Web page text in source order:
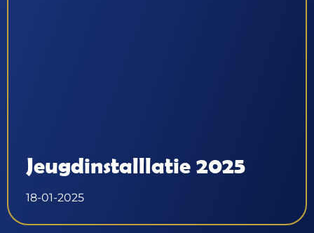
Jeugdinstalllatie 2025
18-01-2025